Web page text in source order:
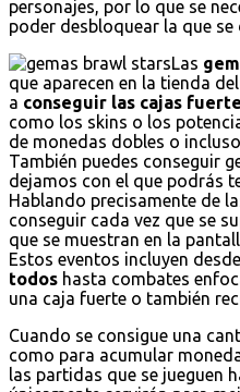
personajes, por lo que se
poder desbloquear la que
Las
que aparecen en la tienda
a conseguir las cajas
como los skins o los
de monedas dobles o
También puedes conseguir
dejamos con el que podrás
Hablando precisamente de
conseguir cada vez que se
que se muestran en la
Estos eventos incluyen desde
todos hasta combates
una caja fuerte o también
Cuando se consigue una
como para acumular
las partidas que se jueguen